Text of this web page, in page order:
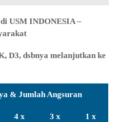
di USM INDONESIA –
D3, dsbnya melanjutkan ke
& Jumlah Angsuran
4 x 3 x 1 x